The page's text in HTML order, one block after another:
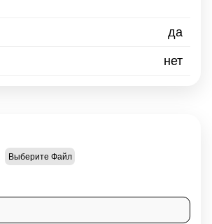
да
нет
Выберите Файл